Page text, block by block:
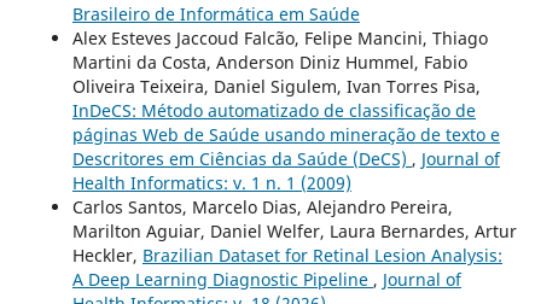
Brasileiro de Informática em Saúde
Alex Esteves Jaccoud Falcão, Felipe Mancini, Thiago
Martini da Costa, Anderson Diniz Hummel, Fabio
Oliveira Teixeira, Daniel Sigulem, Ivan Torres Pisa,
InDeCS: Método automatizado de classificação de
páginas Web de Saúde usando mineração de texto e
Descritores em Ciências da Saúde (DeCS) , Journal of
Health Informatics: v. 1 n. 1 (2009)
Carlos Santos, Marcelo Dias, Alejandro Pereira,
Marilton Aguiar, Daniel Welfer, Laura Bernardes, Artur
Heckler, Brazilian Dataset for Retinal Lesion Analysis:
A Deep Learning Diagnostic Pipeline , Journal of